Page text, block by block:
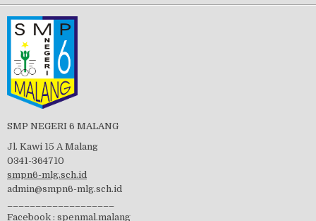
Tes Matrikulasi 2019
visitasi PPK 2019
SMP NEGERI 6 MALANG
Jl. Kawi 15 A Malang
0341-364710
smpn6-mlg.sch.id
admin@smpn6-mlg.sch.id
Facebook : spenmal.malang